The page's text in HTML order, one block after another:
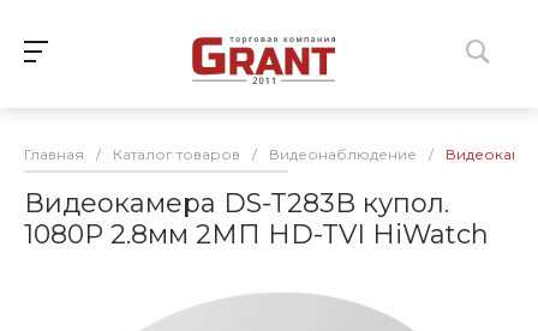
Главная / Каталог товаров / Видеонаблюдение /
Видеокамера DS-T283B купол.
1080P 2.8мм 2МП HD-TVI HiWatch